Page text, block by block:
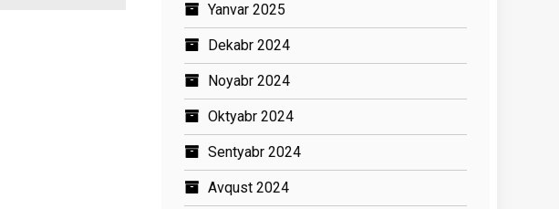
Yanvar 2025
Dekabr 2024
Noyabr 2024
Oktyabr 2024
Sentyabr 2024
Avqust 2024